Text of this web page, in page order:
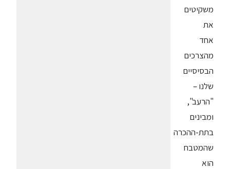
משקיטים
את
אחד
מהצרכים
הבסיסיים
שלנו –
"הרעב",
ומבינים
בתת-ההכרה
שהמטבח
הוא